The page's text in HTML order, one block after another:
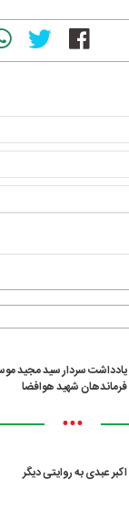
یادداشت سردار سید مجید
فرماندهان شهید هوافضا
•••
اکبر عبدی به روایتی دیگر